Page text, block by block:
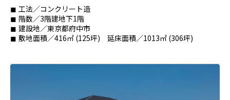
工法／コンクリート造
階数／3階建地下1階
建設地／東京都府中市
敷地面積／416㎡ (125坪) 延床面積／1013㎡ (306坪)